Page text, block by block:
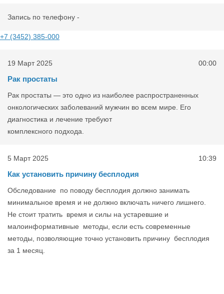
Запись по телефону -
+7 (3452) 385-000
19 Март 2025 00:00
Рак простаты
Рак простаты — это одно из наиболее распространенных
онкологических заболеваний мужчин во всем мире. Его
диагностика и лечение требуют
комплексного подхода.
5 Март 2025 10:39
Как установить причину бесплодия
Обследование по поводу бесплодия должно занимать
минимальное время и не должно включать ничего лишнего.
Не стоит тратить время и силы на устаревшие и
малоинформативные методы, если есть современные
методы, позволяющие точно установить причину бесплодия
за 1 месяц.